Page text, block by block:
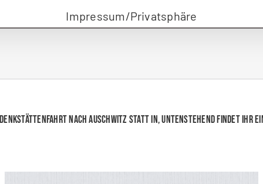
Impressum/Privatsphäre
nach Auschwitz statt in, untenstehend findet Ihr